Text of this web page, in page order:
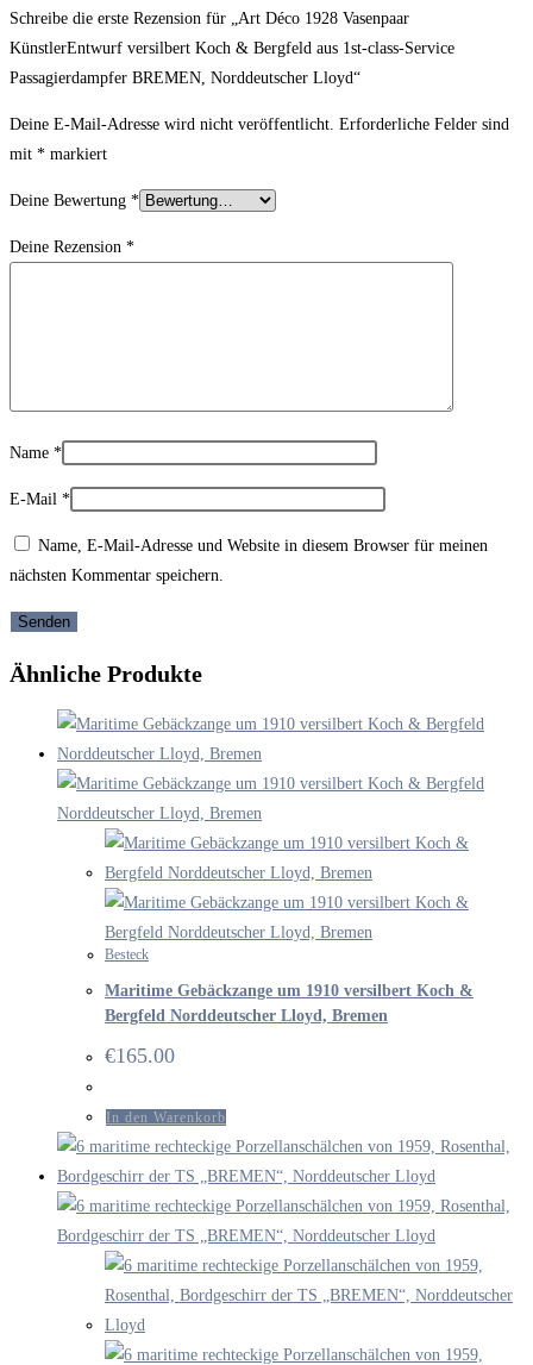
Schreibe die erste Rezension für „Art Déco 1928 Vasenpaar
KünstlerEntwurf versilbert Koch & Bergfeld aus 1st-class-Service
Passagierdampfer BREMEN, Norddeutscher Lloyd“
Deine E-Mail-Adresse wird nicht veröffentlicht. Erforderliche Felder sind
mit * markiert
Deine Bewertung *
Deine Rezension *
Name *
E-Mail *
Name, E-Mail-Adresse und Website in diesem Browser für meinen
nächsten Kommentar speichern.
Ähnliche Produkte
Besteck
Maritime Gebäckzange um 1910 versilbert Koch &
Bergfeld Norddeutscher Lloyd, Bremen
€165.00
In den Warenkorb